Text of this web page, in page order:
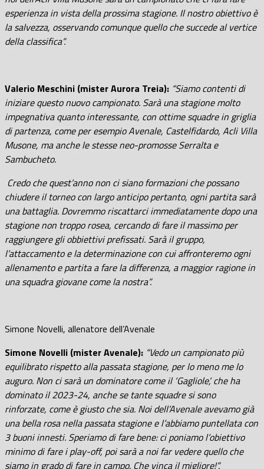
esperienza in vista della prossima stagione. Il nostro obiettivo è
la salvezza, osservando comunque quello che succede al vertice
della classifica”.
Valerio Meschini (mister Aurora Treia): “Siamo contenti di
iniziare questo nuovo campionato. Sarà una stagione molto
impegnativa quanto interessante, con ottime squadre in griglia
di partenza, come per esempio Avenale, Castelfidardo, Acli Villa
Musone, ma anche le stesse neo-promosse Serralta e
Sambucheto.
Credo che quest’anno non ci siano formazioni che possano
chiudere il torneo con largo anticipo pertanto, ogni partita sarà
una battaglia. Dovremmo riscattarci immediatamente dopo una
stagione non troppo rosea, cercando di fare il massimo per
raggiungere gli obbiettivi prefissati. Sarà il gruppo,
l’attaccamento e la determinazione con cui affronteremo ogni
allenamento e partita a fare la differenza, a maggior ragione in
una squadra giovane come la nostra”.
Simone Novelli, allenatore dell’Avenale
Simone Novelli (mister Avenale): “Vedo un campionato più
equilibrato rispetto alla passata stagione, per lo meno me lo
auguro. Non ci sarà un dominatore come il ‘Gagliole’, che ha
dominato il 2023-24, anche se tante squadre si sono
rinforzate, come è giusto che sia. Noi dell’Avenale avevamo già
una bella rosa nella passata stagione e l’abbiamo puntellata con
3 buoni innesti. Speriamo di fare bene: ci poniamo l’obiettivo
minimo di fare i play-off, poi sarà a noi far vedere quello che
siamo in grado di fare in campo. Che vinca il migliore!”.